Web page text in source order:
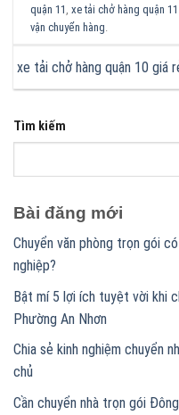
quận 11 ,xe tải chở hàng quận
vận chuyển hàng
xe tải chở hàng quận 10 giá
Tìm kiếm
Bài đăng mới
Chuyển văn phòng trọn gói
nghiệp?
Bật mí 5 lợi ích tuyệt vời khi
Phường An Nhơn
Chia sẻ kinh nghiệm chuyển
chủ
Cần chuyển nhà trọn gói